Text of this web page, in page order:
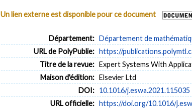
Un lien externe est disponible pour ce document
Département: Département de
URL de PolyPublie: https://
Titre de la revue: Expert Systems With
Maison d'édition: Elsevier Ltd
DOI: 10.1016/j.eswa.2021.115035
URL officielle: https://doi.org/10.1016/